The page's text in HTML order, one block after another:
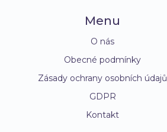
Menu
O nás
Obecné podmínky
Zásady ochrany osobních údajů
GDPR
Kontakt